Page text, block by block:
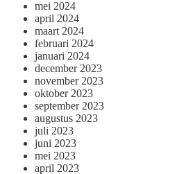
mei 2024
april 2024
maart 2024
februari 2024
januari 2024
december 2023
november 2023
oktober 2023
september 2023
augustus 2023
juli 2023
juni 2023
mei 2023
april 2023